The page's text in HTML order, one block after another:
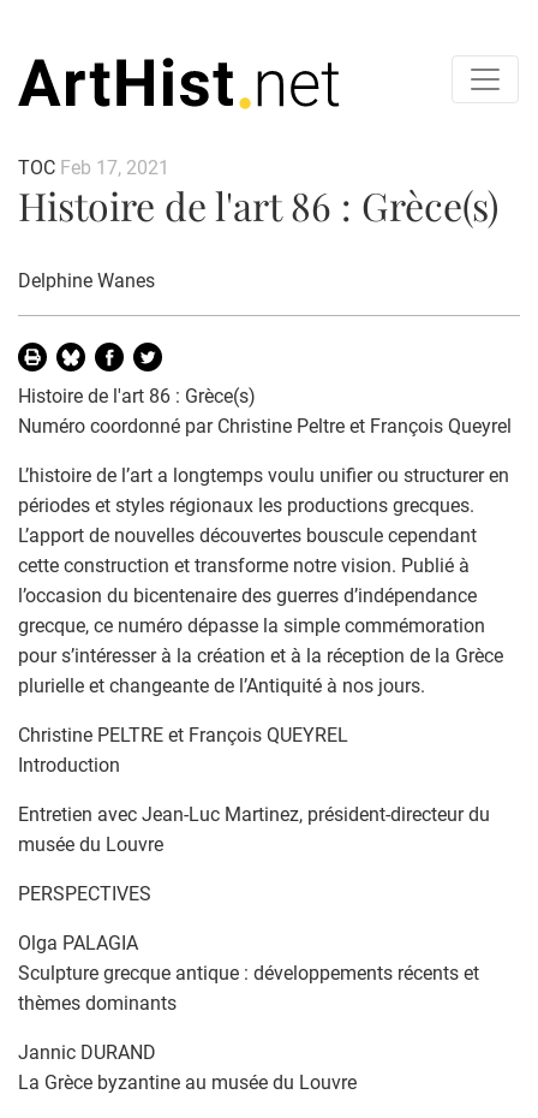
TOC Feb 17, 2021
Histoire de l'art 86 : Grèce(s)
Delphine Wanes
Histoire de l'art 86 : Grèce(s)
Numéro coordonné par Christine Peltre et François Queyrel
L’histoire de l’art a longtemps voulu unifier ou structurer en
périodes et styles régionaux les productions grecques.
L’apport de nouvelles découvertes bouscule cependant
cette construction et transforme notre vision. Publié à
l’occasion du bicentenaire des guerres d’indépendance
grecque, ce numéro dépasse la simple commémoration
pour s’intéresser à la création et à la réception de la Grèce
plurielle et changeante de l’Antiquité à nos jours.
Christine PELTRE et François QUEYREL
Introduction
Entretien avec Jean-Luc Martinez, président-directeur du
musée du Louvre
PERSPECTIVES
Olga PALAGIA
Sculpture grecque antique : développements récents et
thèmes dominants
Jannic DURAND
La Grèce byzantine au musée du Louvre